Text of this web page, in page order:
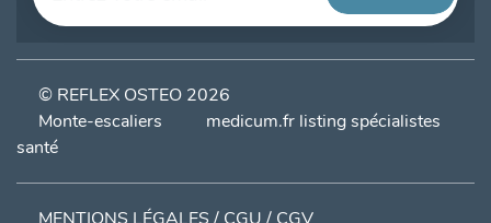
© REFLEX OSTEO 2026
Monte-escaliers
medicum.fr listing spécialistes
santé